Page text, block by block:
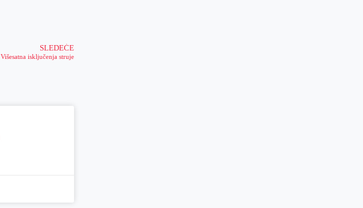
SLEDEĆE
Višesatna isključenja struje